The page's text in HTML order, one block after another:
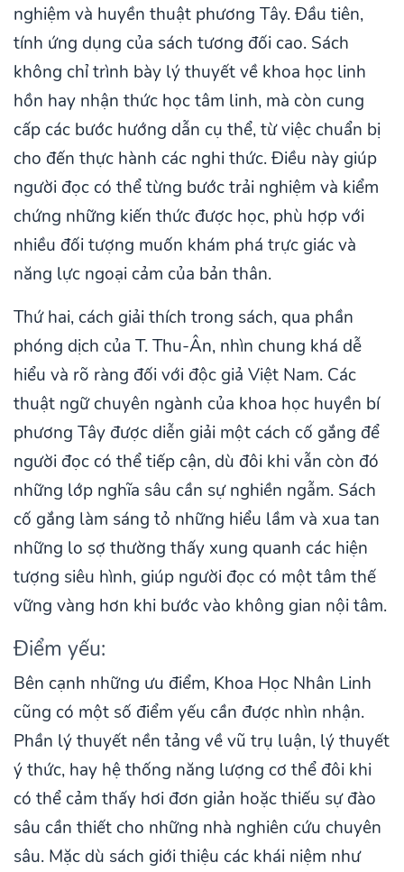
nghiệm và huyền thuật phương Tây. Đầu tiên,
tính ứng dụng của sách tương đối cao. Sách
không chỉ trình bày lý thuyết về khoa học linh
hồn hay nhận thức học tâm linh, mà còn cung
cấp các bước hướng dẫn cụ thể, từ việc chuẩn bị
cho đến thực hành các nghi thức. Điều này giúp
người đọc có thể từng bước trải nghiệm và kiểm
chứng những kiến thức được học, phù hợp với
nhiều đối tượng muốn khám phá trực giác và
năng lực ngoại cảm của bản thân.
Thứ hai, cách giải thích trong sách, qua phần
phóng dịch của T. Thu-Ân, nhìn chung khá dễ
hiểu và rõ ràng đối với độc giả Việt Nam. Các
thuật ngữ chuyên ngành của khoa học huyền bí
phương Tây được diễn giải một cách cố gắng để
người đọc có thể tiếp cận, dù đôi khi vẫn còn đó
những lớp nghĩa sâu cần sự nghiền ngẫm. Sách
cố gắng làm sáng tỏ những hiểu lầm và xua tan
những lo sợ thường thấy xung quanh các hiện
tượng siêu hình, giúp người đọc có một tâm thế
vững vàng hơn khi bước vào không gian nội tâm.
Điểm yếu:
Bên cạnh những ưu điểm, Khoa Học Nhân Linh
cũng có một số điểm yếu cần được nhìn nhận.
Phần lý thuyết nền tảng về vũ trụ luận, lý thuyết
ý thức, hay hệ thống năng lượng cơ thể đôi khi
có thể cảm thấy hơi đơn giản hoặc thiếu sự đào
sâu cần thiết cho những nhà nghiên cứu chuyên
sâu. Mặc dù sách giới thiệu các khái niệm như